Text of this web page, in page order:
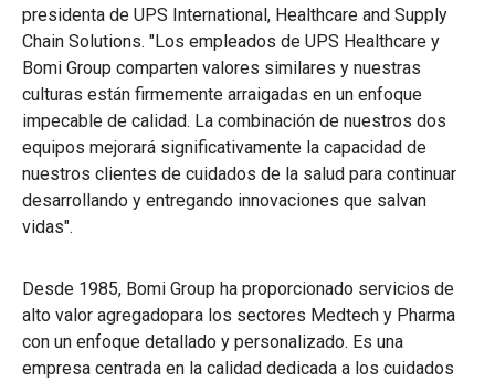
presidenta de UPS International, Healthcare and Supply
Chain Solutions. "Los empleados de UPS Healthcare y
Bomi Group comparten valores similares y nuestras
culturas están firmemente arraigadas en un enfoque
impecable de calidad. La combinación de nuestros dos
equipos mejorará significativamente la capacidad de
nuestros clientes de cuidados de la salud para continuar
desarrollando y entregando innovaciones que salvan
vidas".
Desde 1985, Bomi Group ha proporcionado servicios de
alto valor agregadopara los sectores Medtech y Pharma
con un enfoque detallado y personalizado. Es una
empresa centrada en la calidad dedicada a los cuidados